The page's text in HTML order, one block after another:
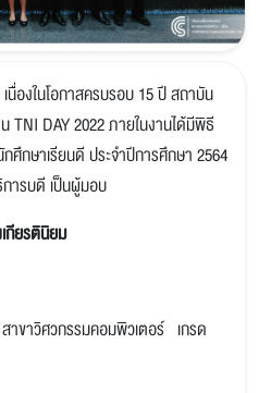
องในโอกาสครบรอบ 15 ปี สถาบัน
TNI DAY 2022 ภายในงานได้มีพิธี
ศึกษาเรียนดี ประจำปีการศึกษา 2564
ารบดี เป็นผู้มอบ
กียรตินิยม
ขาวิศวกรรมคอมพิวเตอร์ เกรด